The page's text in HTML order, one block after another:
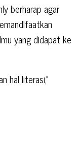
berharap agar
yang didapat ke
hal literasi,”